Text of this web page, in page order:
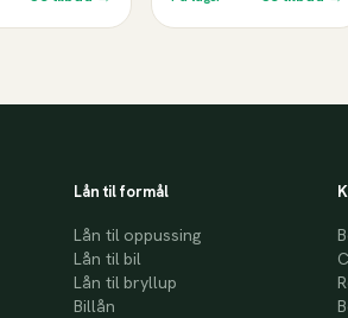
Lån til formål
Lån til oppussing
Lån til bil
Lån til bryllup
Billån